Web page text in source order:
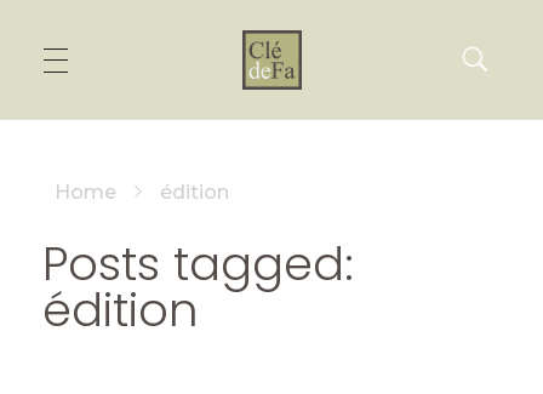
Home édition
Posts tagged:
édition